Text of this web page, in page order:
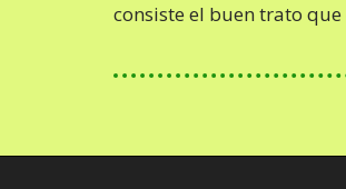
consiste el buen trato